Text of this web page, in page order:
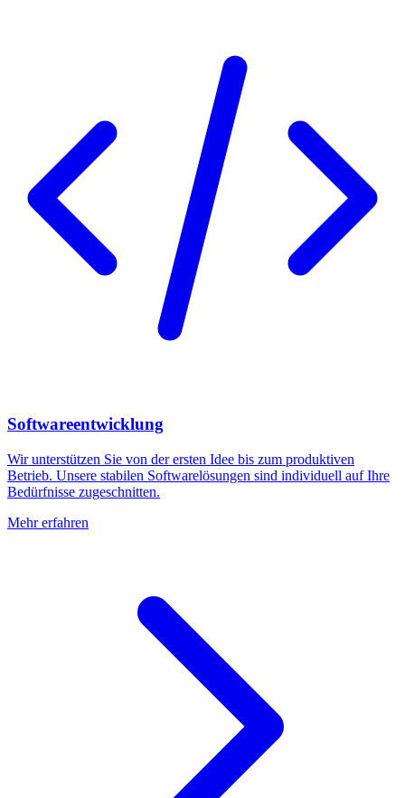
Softwareentwicklung
Wir unterstützen Sie von der ersten Idee bis zum produktiven
Betrieb. Unsere stabilen Softwarelösungen sind individuell auf Ihre
Bedürfnisse zugeschnitten.
Mehr erfahren